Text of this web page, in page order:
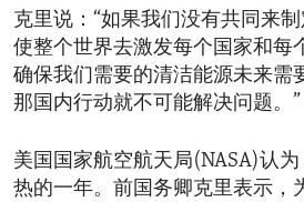
克里说：“如果我们没有共同来
使整个世界去激发每个国家和每
确保我们需要的清洁能源未来需
那国内行动就不可能解决问题。”
美国国家航空航天局(NASA)认
热的一年。前国务卿克里表示，